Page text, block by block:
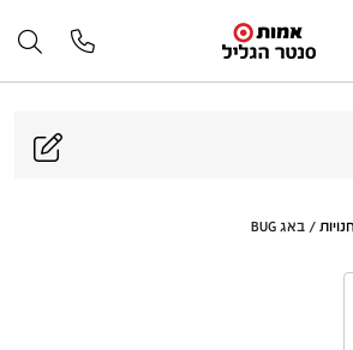
חנויות / באג BUG